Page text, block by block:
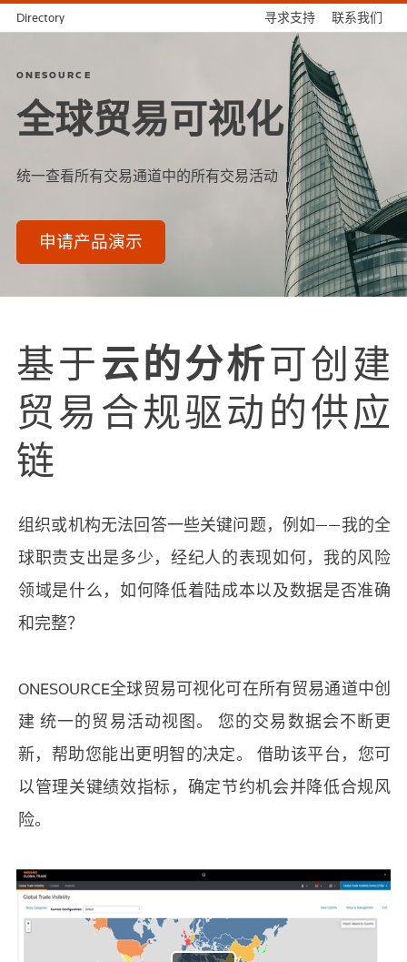
Directory 寻求支持 联系我们
ONESOURCE
全球贸易可视化
统一查看所有交易通道中的所有交易活动
申请产品演示
基于云的分析可创建
贸易合规驱动的供应
链
组织或机构无法回答一些关键问题，例如——我的全
球职责支出是多少，经纪人的表现如何，我的风险
领域是什么，如何降低着陆成本以及数据是否准确
和完整？
ONESOURCE全球贸易可视化可在所有贸易通道中创
建 统一的贸易活动视图。 您的交易数据会不断更
新，帮助您能出更明智的决定。 借助该平台，您可
以管理关键绩效指标，确定节约机会并降低合规风
险。